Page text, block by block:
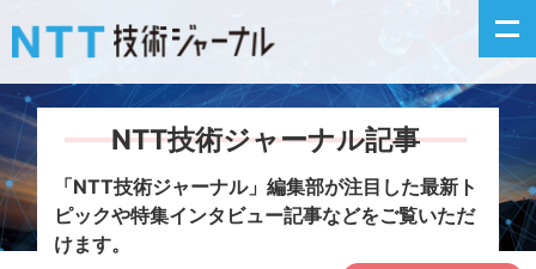
新着情報
NTT技術ジャーナル記事
「NTT技術ジャーナル」編集部が注目した最新ト
ピックや特集インタビュー記事などをご覧いただ
けます。